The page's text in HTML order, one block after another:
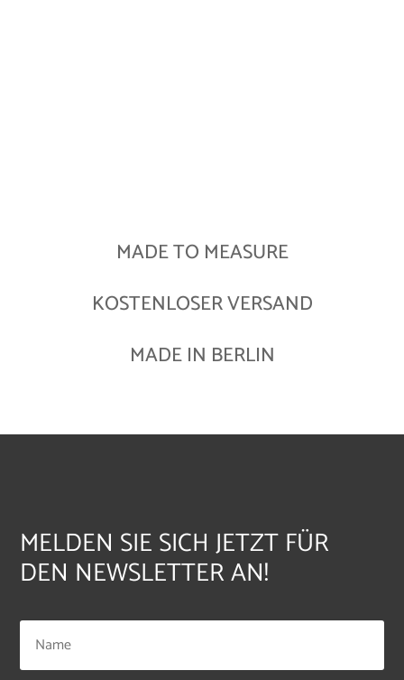
MADE TO MEASURE
KOSTENLOSER VERSAND
MADE IN BERLIN
MELDEN SIE SICH JETZT FÜR
DEN NEWSLETTER AN!